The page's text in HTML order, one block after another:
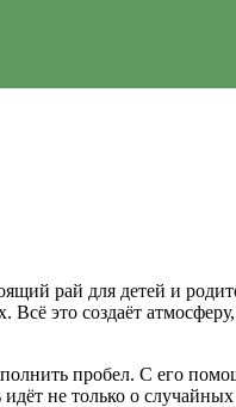
рай для детей и
это создаёт
пробел. С его
не только о